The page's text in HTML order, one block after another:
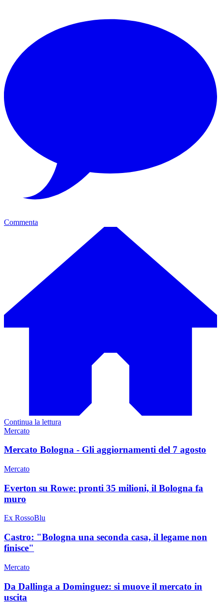
Commenta
Continua la lettura
Mercato
Mercato Bologna - Gli aggiornamenti del 7 agosto
Mercato
Everton su Rowe: pronti 35 milioni, il Bologna fa
muro
Ex RossoBlu
Castro: "Bologna una seconda casa, il legame non
finisce"
Mercato
Da Dallinga a Dominguez: si muove il mercato in
uscita